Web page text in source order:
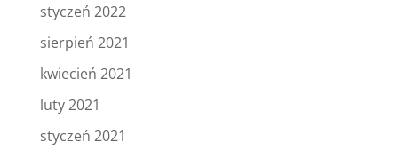
styczeń 2022
sierpień 2021
kwiecień 2021
luty 2021
styczeń 2021